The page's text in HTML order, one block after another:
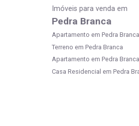
Imóveis para venda em
Pedra Branca
Apartamento em Pedra
Terreno em Pedra Branca
Apartamento em Pedra
Casa Residencial em Pedra